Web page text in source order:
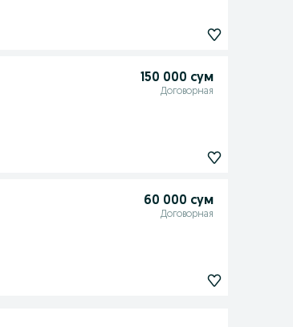
150 000 сум
Договорная
60 000 сум
Договорная